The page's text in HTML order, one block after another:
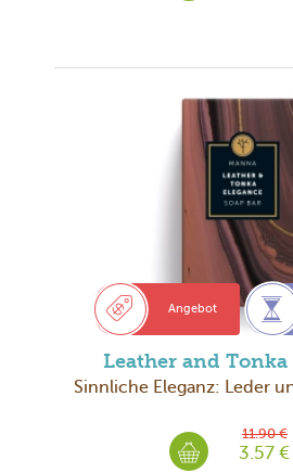
Angebot
Leather and Tonka
Sinnliche Eleganz: Leder
11.90 €
3.57 €